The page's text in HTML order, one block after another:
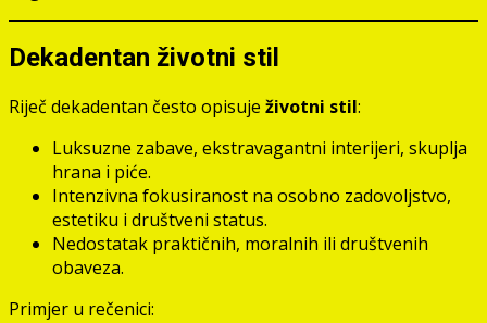
Dekadentan životni stil
Riječ dekadentan često opisuje životni stil:
Luksuzne zabave, ekstravagantni interijeri, skuplja
hrana i piće.
Intenzivna fokusiranost na osobno zadovoljstvo,
estetiku i društveni status.
Nedostatak praktičnih, moralnih ili društvenih
obaveza.
Primjer u rečenici: